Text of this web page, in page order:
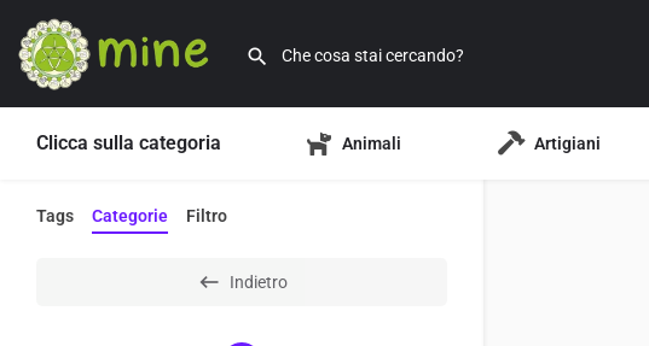
Clicca sulla categoria Animali Artigiani
Tags Categorie Filtro
Indietro